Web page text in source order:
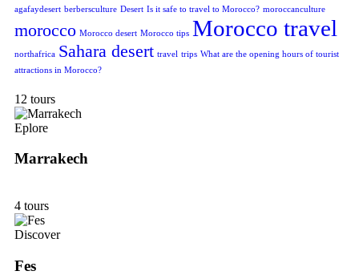
agafaydesert berbersculture Desert Is it safe to travel to Morocco? moroccanculture
morocco Morocco desert Morocco tips Morocco travel
northafrica Sahara desert travel trips What are the opening hours of tourist
attractions in Morocco?
12 tours
Eplore
Marrakech
4 tours
Discover
Fes